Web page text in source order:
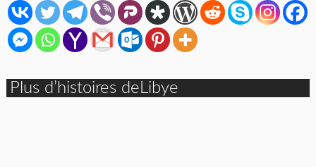
Plus d’histoires deLibye